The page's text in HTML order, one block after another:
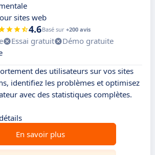
sites web
4.6Basé sur +200 avis
Essai gratuit
Démo gratuite
des utilisateurs sur vos sites
identifiez les problèmes et optimisez
avec des statistiques complètes.
En savoir plus